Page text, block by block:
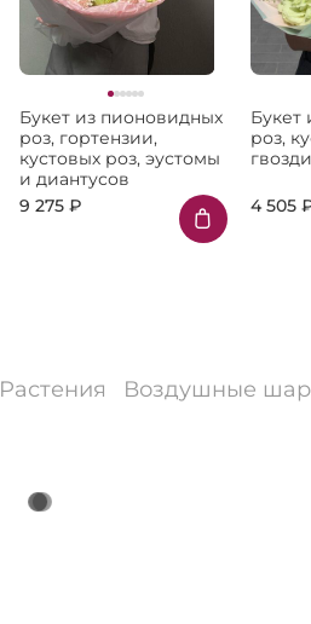
Букет из пионовидных
роз, гортензии,
кустовых роз, эустомы
и диантусов
9 275 ₽
Букет
роз,
4 505
Растения Воздушные